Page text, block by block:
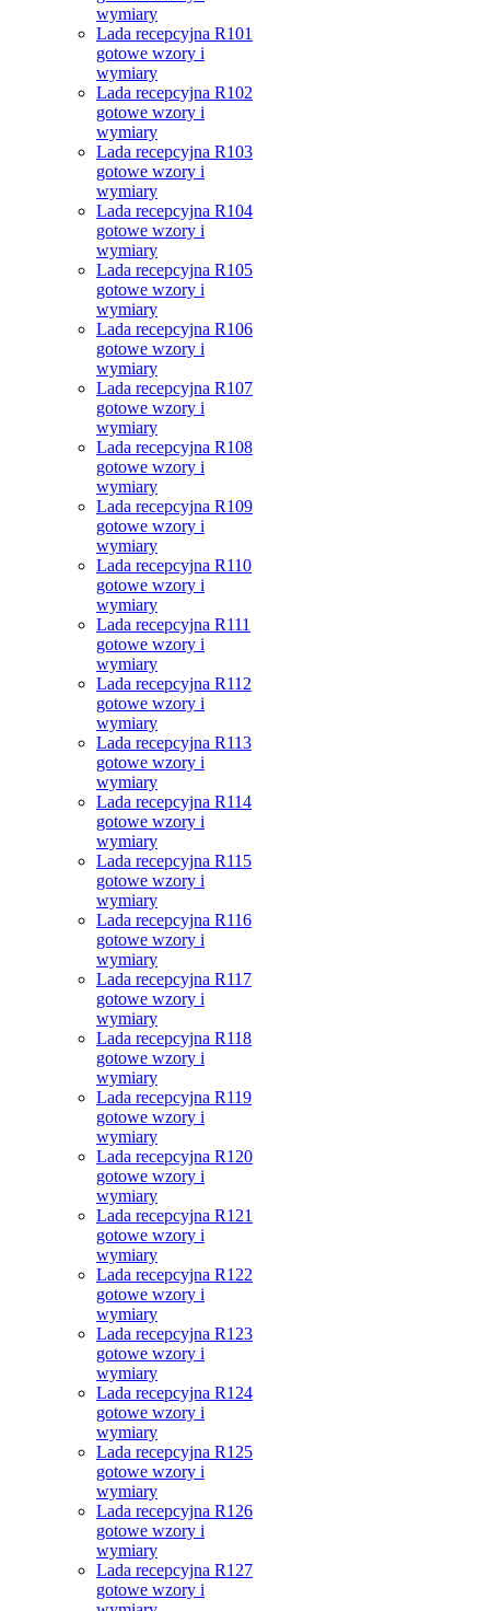
wymiary
Lada recepcyjna R101
gotowe wzory i
wymiary
Lada recepcyjna R102
gotowe wzory i
wymiary
Lada recepcyjna R103
gotowe wzory i
wymiary
Lada recepcyjna R104
gotowe wzory i
wymiary
Lada recepcyjna R105
gotowe wzory i
wymiary
Lada recepcyjna R106
gotowe wzory i
wymiary
Lada recepcyjna R107
gotowe wzory i
wymiary
Lada recepcyjna R108
gotowe wzory i
wymiary
Lada recepcyjna R109
gotowe wzory i
wymiary
Lada recepcyjna R110
gotowe wzory i
wymiary
Lada recepcyjna R111
gotowe wzory i
wymiary
Lada recepcyjna R112
gotowe wzory i
wymiary
Lada recepcyjna R113
gotowe wzory i
wymiary
Lada recepcyjna R114
gotowe wzory i
wymiary
Lada recepcyjna R115
gotowe wzory i
wymiary
Lada recepcyjna R116
gotowe wzory i
wymiary
Lada recepcyjna R117
gotowe wzory i
wymiary
Lada recepcyjna R118
gotowe wzory i
wymiary
Lada recepcyjna R119
gotowe wzory i
wymiary
Lada recepcyjna R120
gotowe wzory i
wymiary
Lada recepcyjna R121
gotowe wzory i
wymiary
Lada recepcyjna R122
gotowe wzory i
wymiary
Lada recepcyjna R123
gotowe wzory i
wymiary
Lada recepcyjna R124
gotowe wzory i
wymiary
Lada recepcyjna R125
gotowe wzory i
wymiary
Lada recepcyjna R126
gotowe wzory i
wymiary
Lada recepcyjna R127
gotowe wzory i